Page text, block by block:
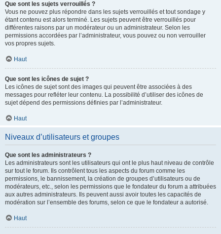
Que sont les sujets verrouillés ?
Vous ne pouvez plus répondre dans les sujets verrouillés et tout sondage y
étant contenu est alors terminé. Les sujets peuvent être verrouillés pour
différentes raisons par un modérateur ou un administrateur. Selon les
permissions accordées par l’administrateur, vous pouvez ou non verrouiller
vos propres sujets.
Haut
Que sont les icônes de sujet ?
Les icônes de sujet sont des images qui peuvent être associées à des
messages pour refléter leur contenu. La possibilité d’utiliser des icônes de
sujet dépend des permissions définies par l’administrateur.
Haut
Niveaux d’utilisateurs et groupes
Que sont les administrateurs ?
Les administrateurs sont les utilisateurs qui ont le plus haut niveau de contrôle
sur tout le forum. Ils contrôlent tous les aspects du forum comme les
permissions, le bannissement, la création de groupes d’utilisateurs ou de
modérateurs, etc., selon les permissions que le fondateur du forum a attribuées
aux autres administrateurs. Ils peuvent aussi avoir toutes les capacités de
modération sur l’ensemble des forums, selon ce que le fondateur a autorisé.
Haut